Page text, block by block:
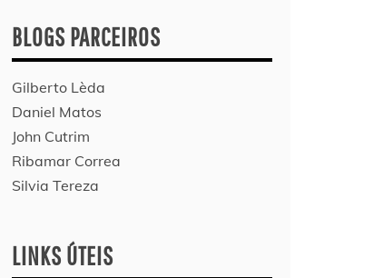
BLOGS PARCEIROS
Gilberto Lèda
Daniel Matos
John Cutrim
Ribamar Correa
Silvia Tereza
LINKS ÚTEIS